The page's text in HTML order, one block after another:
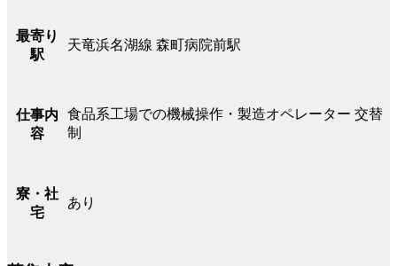
最寄り
駅
天竜浜名湖線 森町病院前駅
仕事内
容
食品系工場での機械操作・製造オペレーター 交替
制
寮・社
宅
あり